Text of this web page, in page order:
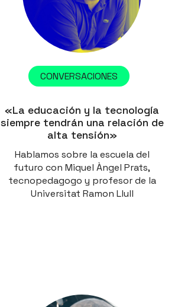
CONVERSACIONES
«La educación y la tecnología
siempre tendrán una relación de
alta tensión»
Hablamos sobre la escuela del
futuro con Miquel Àngel Prats,
tecnopedagogo y profesor de la
Universitat Ramon Llull